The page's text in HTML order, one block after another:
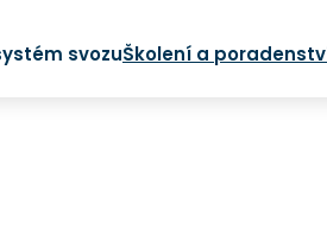
svozuŠkolení a